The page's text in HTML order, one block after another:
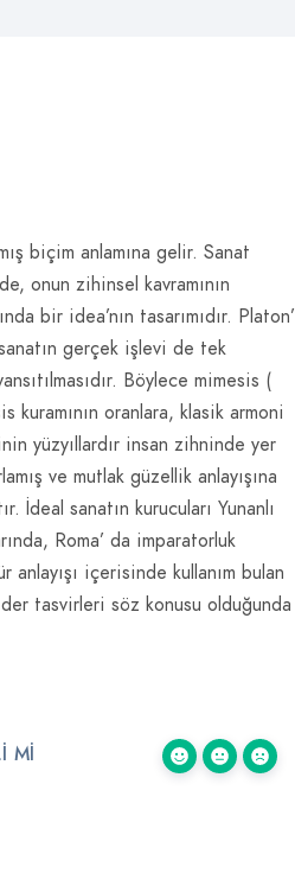
biçim anlamına gelir. Sanat
onun zihinsel kavramının
bir idea’nın tasarımıdır. Platon’
gerçek işlevi de tek
Böylece mimesis (
kuramının oranlara, klasik armoni
yüzyıllardır insan zihninde yer
ve mutlak güzellik anlayışına
İdeal sanatın kurucuları Yunanlı
Roma’ da imparatorluk
içerisinde kullanım bulan
tasvirleri söz konusu olduğunda
MI